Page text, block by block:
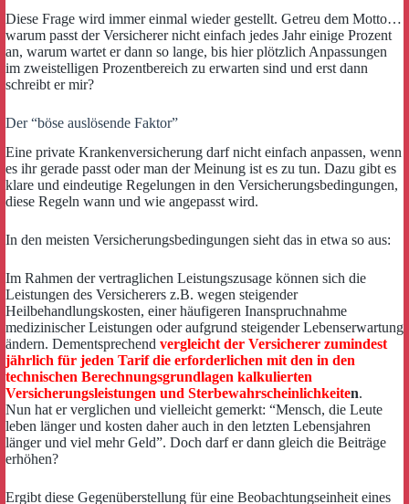
Diese Frage wird immer einmal wieder gestellt. Getreu dem Motto…
warum passt der Versicherer nicht einfach jedes Jahr einige Prozent
an, warum wartet er dann so lange, bis hier plötzlich Anpassungen
im zweistelligen Prozentbereich zu erwarten sind und erst dann
schreibt er mir?
Der “böse auslösende Faktor”
Eine private Krankenversicherung darf nicht einfach anpassen, wenn
es ihr gerade passt oder man der Meinung ist es zu tun. Dazu gibt es
klare und eindeutige Regelungen in den Versicherungsbedingungen,
diese Regeln wann und wie angepasst wird.
In den meisten Versicherungsbedingungen sieht das in etwa so aus:
Im Rahmen der vertraglichen Leistungszusage können sich die
Leistungen des Versicherers z.B. wegen steigender
Heilbehandlungskosten, einer häufigeren Inanspruchnahme
medizinischer Leistungen oder aufgrund steigender Lebenserwartung
ändern. Dementsprechend vergleicht der Versicherer zumindest
jährlich für jeden Tarif die erforderlichen mit den in den
technischen Berechnungsgrundlagen kalkulierten
Versicherungsleistungen und Sterbewahrscheinlichkeiten.
Nun hat er verglichen und vielleicht gemerkt: “Mensch, die Leute
leben länger und kosten daher auch in den letzten Lebensjahren
länger und viel mehr Geld”. Doch darf er dann gleich die Beiträge
erhöhen?
Ergibt diese Gegenüberstellung für eine Beobachtungseinheit eines